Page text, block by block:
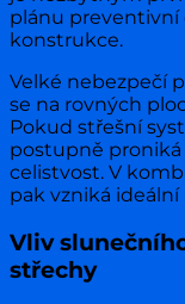
plánu preventivní
konstrukce.
Velké nebezpečí
se na rovných
Pokud střešní
postupně
celistvost. V
pak vzniká
Vliv
střechy